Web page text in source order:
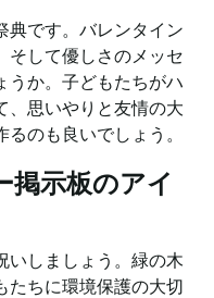
典です。バレンタイン
そして優しさのメッセ
うか。子どもたちがハ
、思いやりと友情の大
のも良いでしょう。
掲示板のアイ
いしましょう。緑の木
たちに環境保護の大切